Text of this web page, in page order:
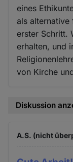
eines
als alternative
erster Schritt.
erhalten, und
von Kirche
Diskussion
A.S. (nicht